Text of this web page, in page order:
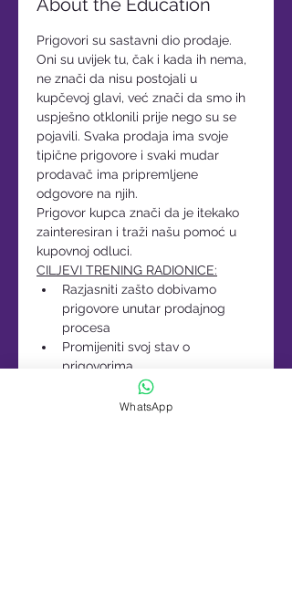
About the Education
Prigovori su sastavni dio prodaje.
Oni su uvijek tu, čak i kada ih nema,
ne znači da nisu postojali u
kupčevoj glavi, već znači da smo ih
uspješno otklonili prije nego su se
pojavili. Svaka prodaja ima svoje
tipične prigovore i svaki mudar
prodavač ima pripremljene
odgovore na njih.
Prigovor kupca znači da je itekako
zainteresiran i traži našu pomoć u
kupovnoj odluci.
CILJEVI TRENING RADIONICE:
Razjasniti zašto dobivamo
prigovore unutar prodajnog
procesa
Promijeniti svoj stav o
prigovorima
WhatsApp